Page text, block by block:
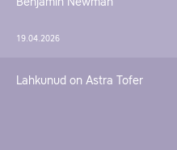
Benjamin Newman
19.04.2026
Lahkunud on Astra Tofer